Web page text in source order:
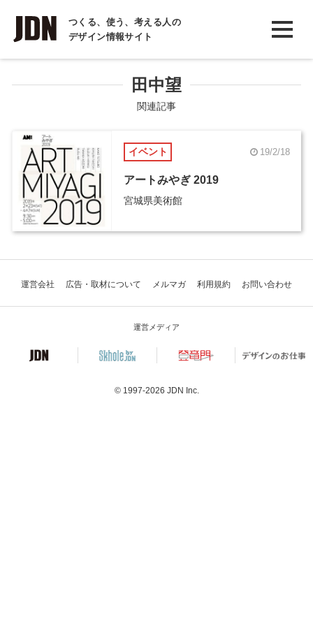
つくる、使う、考える人の
デザイン情報サイト
INTERVIEW
インタビュー
COLUMN
コラム
田中望
関連記事
イベント 19/2/18
アートみやぎ 2019
宮城県美術館
運営会社 広告・取材について メルマガ 利用規約 お問い合わせ
運営メディア
© 1997-2026 JDN Inc.